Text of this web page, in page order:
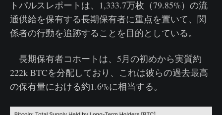
トパルスレポートは、1,333.7万枚（79.85%）の流
通供給を保有する長期保有者に重点を置いて、関
係者の行動を追跡することを目的としている。
長期保有者コホートは、5月の初めから実質約
222k BTCを分配しており、これは彼らの過去最高
の保有量における約1.6%に相当する。